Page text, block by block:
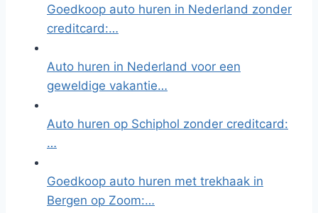
Goedkoop auto huren in Nederland zonder
creditcard:…
Auto huren in Nederland voor een
geweldige vakantie…
Auto huren op Schiphol zonder creditcard:
…
Goedkoop auto huren met trekhaak in
Bergen op Zoom:…